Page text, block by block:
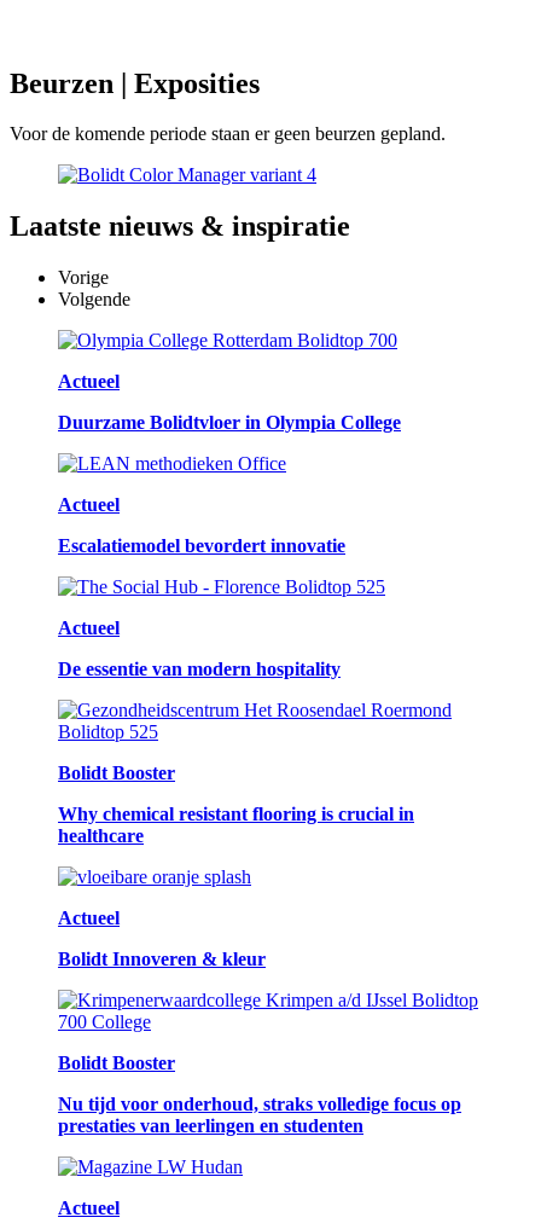
Beurzen | Exposities
Voor de komende periode staan er geen beurzen gepland.
Laatste nieuws & inspiratie
Vorige
Volgende
Actueel
Duurzame Bolidtvloer in Olympia College
Actueel
Escalatiemodel bevordert innovatie
Actueel
De essentie van modern hospitality
Bolidt Booster
Why chemical resistant flooring is crucial in
healthcare
Actueel
Bolidt Innoveren & kleur
Bolidt Booster
Nu tijd voor onderhoud, straks volledige focus op
prestaties van leerlingen en studenten
Actueel